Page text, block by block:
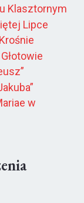
Klasztornym
Lipce
w